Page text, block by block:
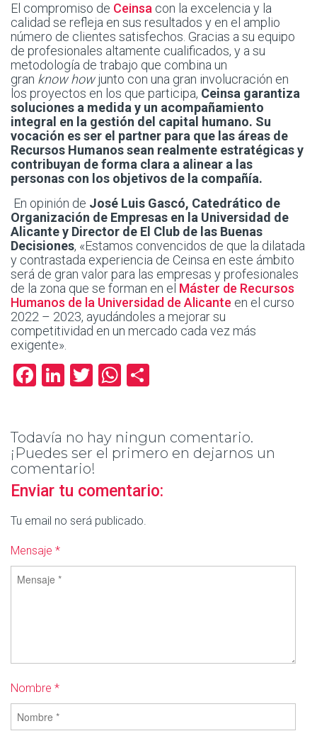
El compromiso de Ceinsa con la excelencia y la
calidad se refleja en sus resultados y en el amplio
número de clientes satisfechos. Gracias a su equipo
de profesionales altamente cualificados, y a su
metodología de trabajo que combina un
gran know howjunto con una gran involucración en
los proyectos en los que participa, Ceinsa garantiza
soluciones a medida y un acompañamiento
integral en la gestión del capital humano. Su
vocación es ser el partner para que las áreas de
Recursos Humanos sean realmente estratégicas y
contribuyan de forma clara a alinear a las
personas con los objetivos de la compañía.
En opinión de José Luis Gascó, Catedrático de
Organización de Empresas en la Universidad de
Alicante y Director de El Club de las Buenas
Decisiones, «Estamos convencidos de que la dilatada
y contrastada experiencia de Ceinsa en este ámbito
será de gran valor para las empresas y profesionales
de la zona que se forman en el Máster de Recursos
Humanos de la Universidad de Alicante en el curso
2022 – 2023, ayudándoles a mejorar su
competitividad en un mercado cada vez más
exigente».
Facebook
LinkedIn
TwitterWhatsApp
Todavía no hay ningun comentario.
¡Puedes ser el primero en dejarnos un
comentario!
Enviar tu comentario:
Tu email no será publicado.
Mensaje *
Nombre *